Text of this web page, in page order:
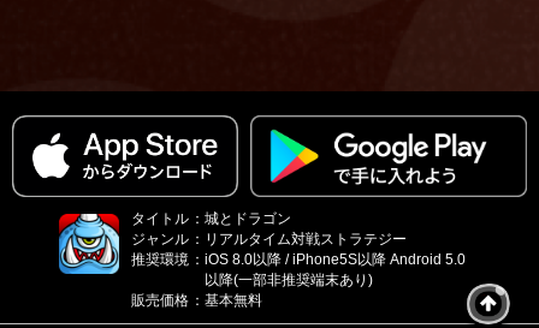
タイトル ： 城とドラゴン
ジャンル ： リアルタイム対戦ストラテジー
推奨環境 ： iOS 8.0以降 / iPhone5S以降 Android 5.0
以降(一部非推奨端末あり)
販売価格 ： 基本無料